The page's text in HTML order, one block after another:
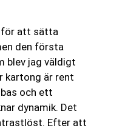
för att sätta
den första
blev jag väldigt
kartong är rent
och ett
dynamik. Det
Efter att